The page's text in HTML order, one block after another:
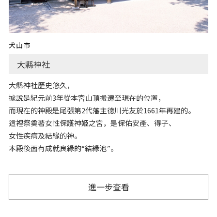
犬山市
大縣神社
大縣神社歷史悠久，
據說是紀元前3年從本宮山頂搬遷至現在的位置，
而現在的神殿是尾張第2代藩主德川光友於1661年再建的。
這裡祭奠著女性保護神姫之宮，是保佑安產、得子、
女性疾病及結緣的神。
本殿後面有成就良緣的“結緣池”。
進一步查看